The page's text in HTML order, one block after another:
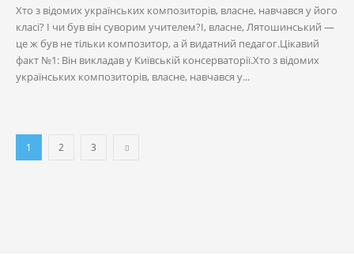
Хто з відомих українських композиторів, власне, навчався у його
класі? І чи був він суворим учителем?І, власне, Лятошинський —
це ж був не тільки композитор, а й видатний педагог.Цікавий
факт №1: Він викладав у Київській консерваторії.Хто з відомих
українських композиторів, власне, навчався у...
1 2 3